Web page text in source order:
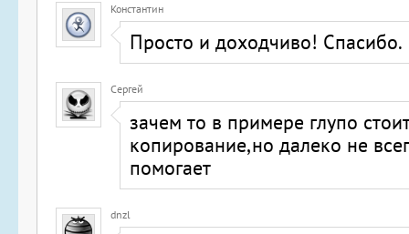
Константин
Просто и доходчиво! Спасибо.
Сергей
зачем то в примере глупо
копирование,но далеко не
помогает
dnzl